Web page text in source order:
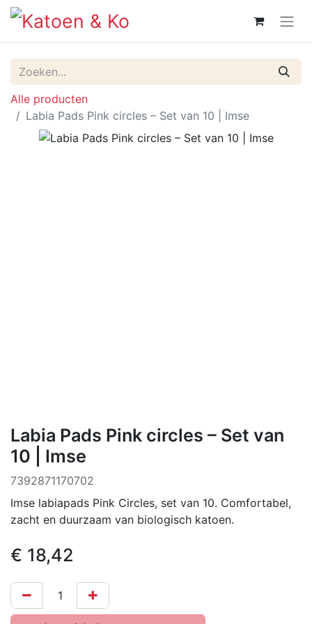
Alle producten
Labia Pads Pink circles – Set van 10 | Imse
Labia Pads Pink circles – Set van
10 | Imse
7392871170702
Imse labiapads Pink Circles, set van 10. Comfortabel,
zacht en duurzaam van biologisch katoen.
€ 18,42